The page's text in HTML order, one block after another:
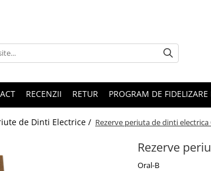
RECENZII RETUR PROGRAM DE
de Dinti Electrice / Rezerve periuta de dinti
Rezerve
Oral-B